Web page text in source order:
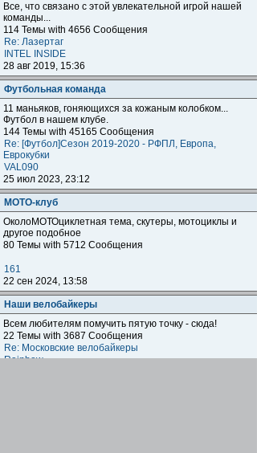
Все, что связано с этой увлекательной игрой нашей
команды...
114 Темы with 4656 Сообщения
Re: Лазертаг
INTEL INSIDE
28 авг 2019, 15:36
Футбольная команда
11 маньяков, гоняющихся за кожаным колобком...
Футбол в нашем клубе.
144 Темы with 45165 Сообщения
Re: [Футбол]Сезон 2019-2020 - РФПЛ, Европа,
Еврокубки
VAL090
25 июл 2023, 23:12
МОТО-клуб
ОколоМОТОциклетная тема, скутеры, мотоциклы и
другое подобное
80 Темы with 5712 Сообщения
161
22 сен 2024, 13:58
Наши велобайкеры
Всем любителям помучить пятую точку - сюда!
22 Темы with 3687 Сообщения
Re: Московские велобайкеры
Rainbow